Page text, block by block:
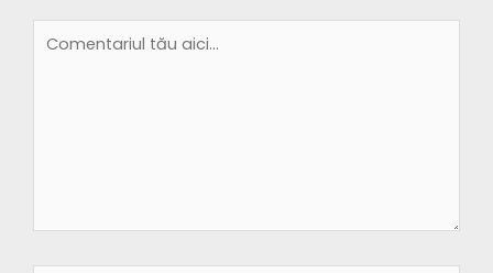
tău